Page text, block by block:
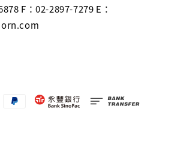
F：02-2897-7279 E：